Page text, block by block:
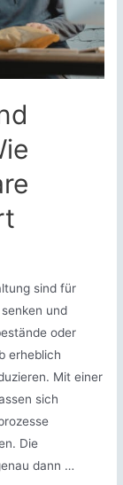
sind für
und
oder
erheblich
Mit einer
sich
Die
dann …